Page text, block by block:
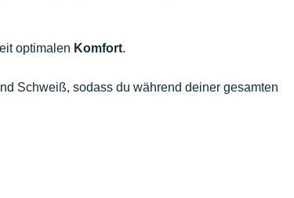
optimalen Komfort.
Schweiß, sodass du während deiner gesamten